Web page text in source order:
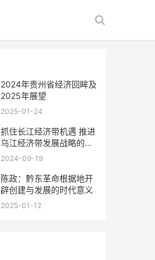
2024年贵州省经济回眸及
2025年展望
2025-01-24
抓住长江经济带机遇 推进
乌江经济带发展战略的对
策建议
2024-09-19
陈政：黔东革命根据地开
辟创建与发展的时代意义
2025-01-12